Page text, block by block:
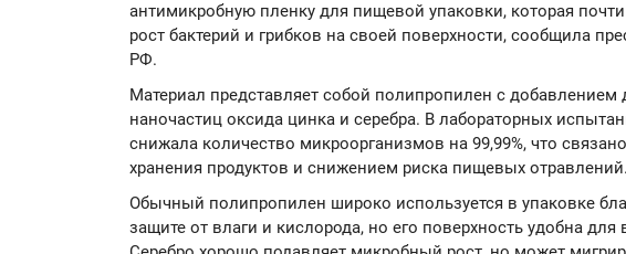
антимикробную пленку для пищевой упаковки, которая
рост бактерий и грибков на своей поверхности, сообщила
РФ.
Материал представляет собой полипропилен с добавлением
наночастиц оксида цинка и серебра. В лабораторных
снижала количество микроорганизмов на 99,99%, что
хранения продуктов и снижением риска пищевых отравлений.
Обычный полипропилен широко используется в упаковке
защите от влаги и кислорода, но его поверхность удобна